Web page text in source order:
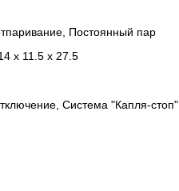
Постоянный пар
х 11.5 х 27.5
Система "Капля-стоп"